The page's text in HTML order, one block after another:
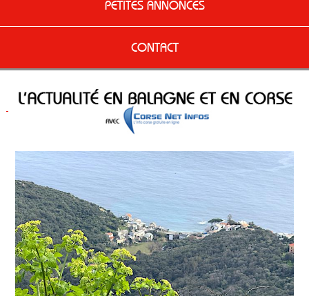
PETITES ANNONCES
CONTACT